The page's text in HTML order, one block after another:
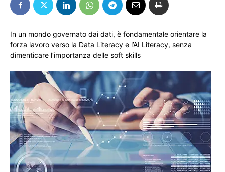
In un mondo governato dai dati, è fondamentale orientare la
forza lavoro verso la Data Literacy e l’AI Literacy, senza
dimenticare l’importanza delle soft skills